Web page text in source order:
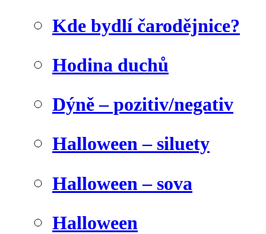
Kde bydlí čarodějnice?
Hodina duchů
Dýně – pozitiv/negativ
Halloween – siluety
Halloween – sova
Halloween